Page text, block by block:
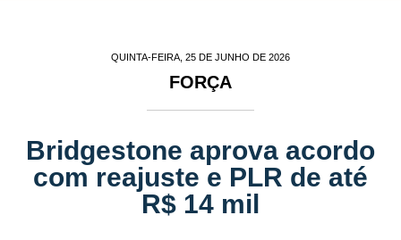
QUINTA-FEIRA, 25 DE JUNHO DE 2026
FORÇA
Bridgestone aprova acordo
com reajuste e PLR de até
R$ 14 mil